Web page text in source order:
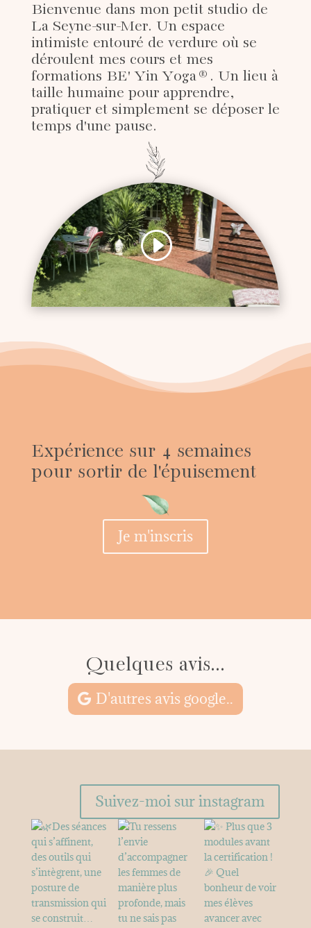
Bienvenue dans mon petit studio de
La Seyne-sur-Mer. Un espace
intimiste entouré de verdure où se
déroulent mes cours et mes
formations BE' Yin Yoga®. Un lieu à
taille humaine pour apprendre,
pratiquer et simplement se déposer le
temps d'une pause.
Expérience sur 4 semaines
pour sortir de l'épuisement
Je m'inscris
Quelques avis...
D'autres avis google..
Suivez-moi sur instagram